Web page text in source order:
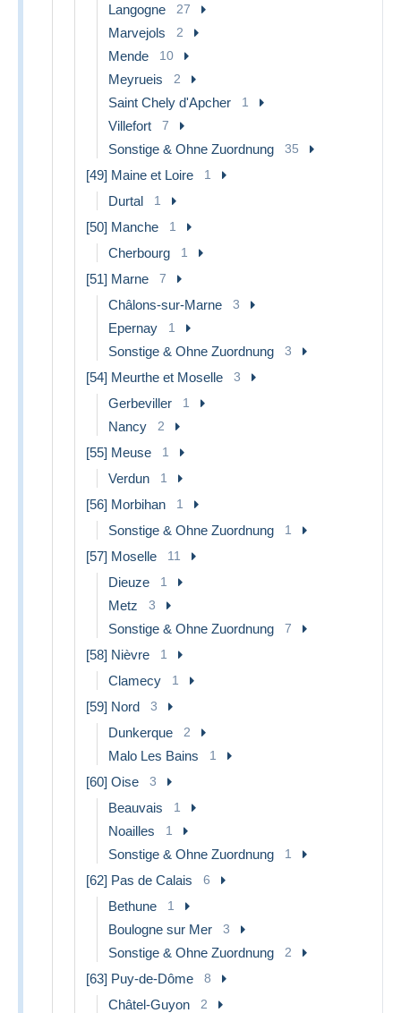
Langogne 27
Marvejols 2
Mende 10
Meyrueis 2
Saint Chely d'Apcher 1
Villefort 7
Sonstige & Ohne Zuordnung 35
[49] Maine et Loire 1
Durtal 1
[50] Manche 1
Cherbourg 1
[51] Marne 7
Châlons-sur-Marne 3
Epernay 1
Sonstige & Ohne Zuordnung 3
[54] Meurthe et Moselle 3
Gerbeviller 1
Nancy 2
[55] Meuse 1
Verdun 1
[56] Morbihan 1
Sonstige & Ohne Zuordnung 1
[57] Moselle 11
Dieuze 1
Metz 3
Sonstige & Ohne Zuordnung 7
[58] Nièvre 1
Clamecy 1
[59] Nord 3
Dunkerque 2
Malo Les Bains 1
[60] Oise 3
Beauvais 1
Noailles 1
Sonstige & Ohne Zuordnung 1
[62] Pas de Calais 6
Bethune 1
Boulogne sur Mer 3
Sonstige & Ohne Zuordnung 2
[63] Puy-de-Dôme 8
Châtel-Guyon 2